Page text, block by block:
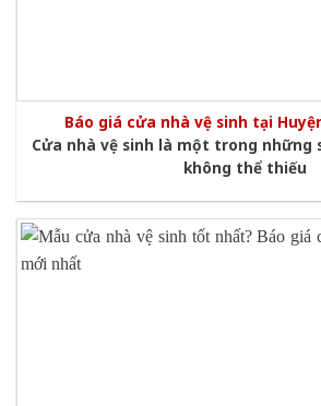
Báo giá cửa nhà vệ sinh tại
Cửa nhà vệ sinh là một trong những
không thể thiếu